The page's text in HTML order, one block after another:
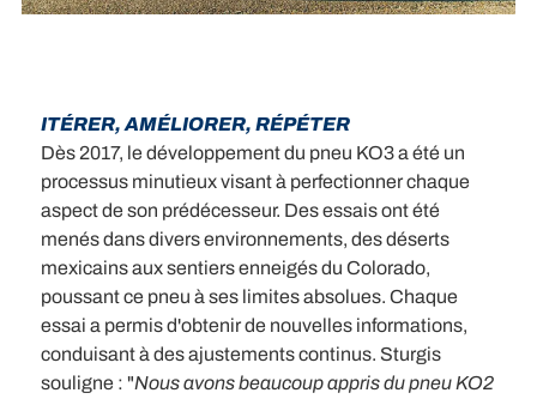
ITÉRER, AMÉLIORER, RÉPÉTER
Dès 2017, le développement du pneu KO3 a été un
processus minutieux visant à perfectionner chaque
aspect de son prédécesseur. Des essais ont été
menés dans divers environnements, des déserts
mexicains aux sentiers enneigés du Colorado,
poussant ce pneu à ses limites absolues. Chaque
essai a permis d'obtenir de nouvelles informations,
conduisant à des ajustements continus. Sturgis
souligne : "Nous avons beaucoup appris du pneu KO2